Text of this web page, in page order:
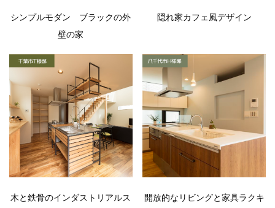
シンプルモダン ブラックの外
壁の家
隠れ家カフェ風デザイン
木と鉄骨のインダストリアルス
開放的なリビングと家具ラクキ